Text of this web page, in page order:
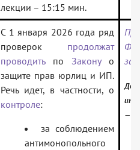
лекции – 15:15 мин.
С 1 января 2026 года ряд
проверок продолжат
проводитьпо Законуо
защите прав юрлиц и ИП.
Речь идет, в частности, о
контроле:
за соблюдением
антимонопольного
—